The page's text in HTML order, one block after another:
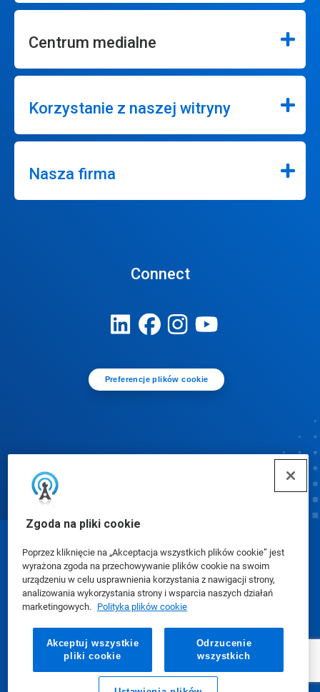
Zgoda na pliki cookie
Poprzez kliknięcie na „Akceptacja wszystkich plików cookie” jest
wyrażona zgoda na przechowywanie plików cookie na swoim
urządzeniu w celu usprawnienia korzystania z nawigacji strony,
analizowania wykorzystania strony i wsparcia naszych działań
marketingowych. Polityka plików cookie
Akceptuj wszystkie
pliki cookie
Odrzucenie
wszystkich
Centrum medialne
Korzystanie z naszej witryny
Nasza firma
Connect
Preferencje plików cookie
© Ecolab Inc. 2025
Karty charakterystyki (SDS)|Polityka prywatności
Warunki użytkowania